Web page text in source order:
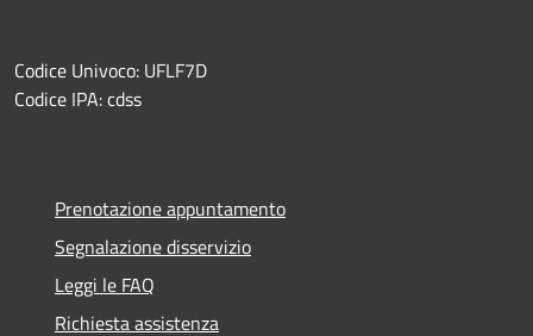
Codice Univoco: UFLF7D
Codice IPA: cdss
Prenotazione appuntamento
Segnalazione disservizio
Leggi le FAQ
Richiesta assistenza